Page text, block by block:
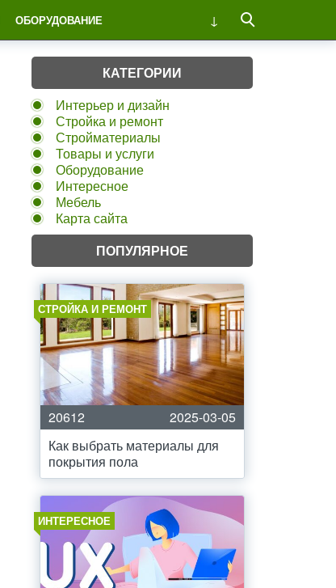
ОБОРУДОВАНИЕ
КАТЕГОРИИ
Интерьер и дизайн
Стройка и ремонт
Стройматериалы
Товары и услуги
Оборудование
Интересное
Мебель
Карта сайта
ПОПУЛЯРНОЕ
СТРОЙКА И РЕМОНТ
20612
2025-03-05
Как выбрать материалы для
покрытия пола
ИНТЕРЕСНОЕ